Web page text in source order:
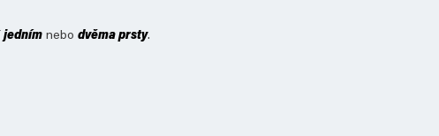
jedním nebo dvěma prsty.